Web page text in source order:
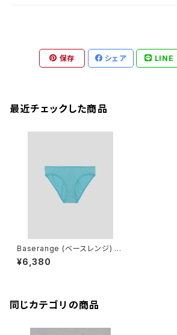
保存 シェア LINE
最近チェックした商品
Baserange (ベースレンジ) B
ELL PANTS (CHARLES TUR
QUOISE)
¥6,380
同じカテゴリの商品